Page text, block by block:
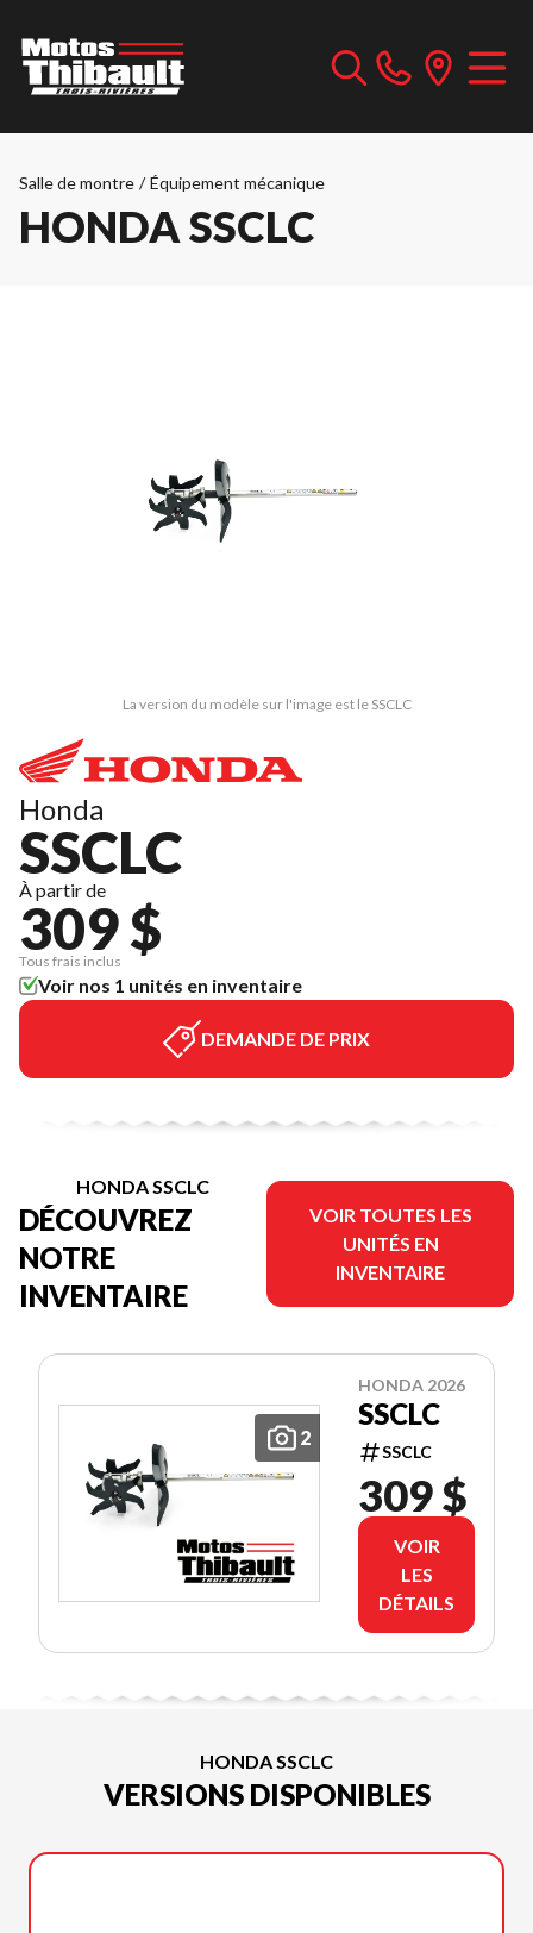
Salle de montre / Équipement mécanique
HONDA SSCLC
La version du modèle sur l'image est le SSCLC
Honda
SSCLC
À partir de
309 $
Tous frais inclus
Voir nos 1 unités en inventaire
DEMANDE DE PRIX
HONDA SSCLC
DÉCOUVREZ
NOTRE
INVENTAIRE
VOIR TOUTES LES
UNITÉS EN
INVENTAIRE
2
HONDA 2026
SSCLC
SSCLC
309 $
VOIR
LES
DÉTAILS
HONDA SSCLC
VERSIONS DISPONIBLES